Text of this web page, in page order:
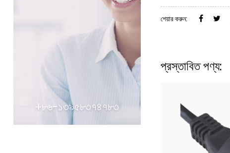
+৮৬-১৩৯৫৮৩৭৪৭৮৩
শেয়ার করুন:
প্রস্তাবিত পণ্য: